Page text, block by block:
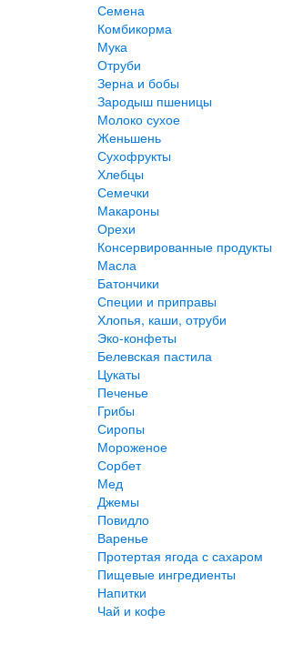
Семена
Комбикорма
Мука
Отруби
Зерна и бобы
Зародыш пшеницы
Молоко сухое
Женьшень
Сухофрукты
Хлебцы
Семечки
Макароны
Орехи
Консервированные продукты
Масла
Батончики
Специи и приправы
Хлопья, каши, отруби
Эко-конфеты
Белевская пастила
Цукаты
Печенье
Грибы
Сиропы
Мороженое
Сорбет
Мед
Джемы
Повидло
Варенье
Протертая ягода с сахаром
Пищевые ингредиенты
Напитки
Чай и кофе